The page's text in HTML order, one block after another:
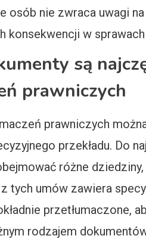
osób nie zwraca uwagi
konsekwencji w
są
prawniczych
prawniczych
przekładu. Do
różne
tych umów zawiera
przetłumaczone,
rodzajem